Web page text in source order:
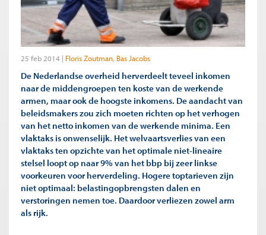
25 feb 2014 Floris Zoutman Bas Jacobs
De Nederlandse overheid herverdeelt teveel inkomen
naar de middengroepen ten koste van de werkende
armen, maar ook de hoogste inkomens. De aandacht van
beleidsmakers zou zich moeten richten op het verhogen
van het netto inkomen van de werkende minima. Een
vlaktaks is onwenselijk. Het welvaartsverlies van een
vlaktaks ten opzichte van het optimale niet-lineaire
stelsel loopt op naar 9% van het bbp bij zeer linkse
voorkeuren voor herverdeling. Hogere toptarieven zijn
niet optimaal: belastingopbrengsten dalen en
verstoringen nemen toe. Daardoor verliezen zowel arm
als rijk.